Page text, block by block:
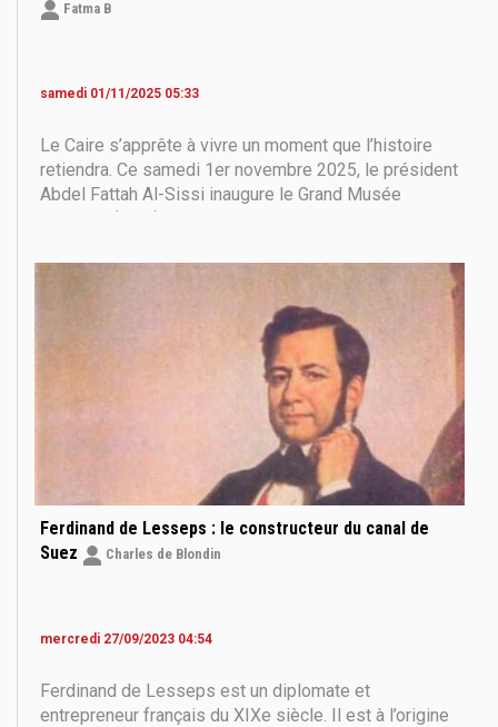
Fatma B
samedi 01/11/2025 05:33
Le Caire s’apprête à vivre un moment que l’histoire
retiendra. Ce samedi 1er novembre 2025, le président
Abdel Fattah Al-Sissi inaugure le Grand Musée
régionales, l’événement marque l’aboutissement de
Ferdinand de Lesseps : le constructeur du canal de
Suez
Charles de Blondin
mercredi 27/09/2023 04:54
Ferdinand de Lesseps est un diplomate et
entrepreneur français du XIXe siècle. Il est à l’origine